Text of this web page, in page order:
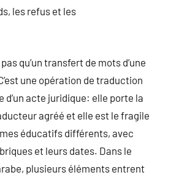
les refus et les
qu’un transfert de mots d’une
une opération de traduction
d’un acte juridique: elle porte la
agréé et elle est le fragile
éducatifs différents, avec
et leurs dates. Dans le
plusieurs éléments entrent